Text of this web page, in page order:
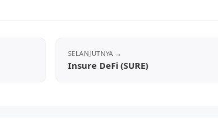
Insure DeFi (SURE)